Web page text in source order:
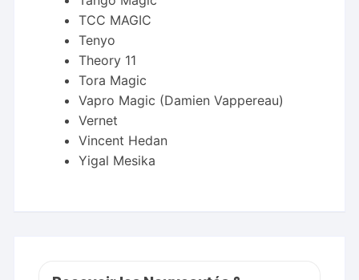
TCC MAGIC
Tenyo
Theory 11
Tora Magic
Vapro Magic (Damien Vappereau)
Vernet
Vincent Hedan
Yigal Mesika